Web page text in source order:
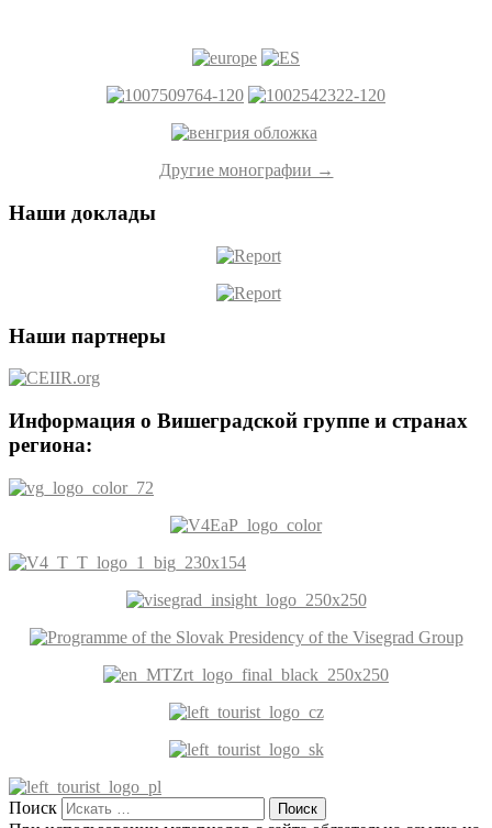
Другие монографии →
Наши доклады
Наши партнеры
Информация о Вишеградской группе и странах
региона:
Поиск